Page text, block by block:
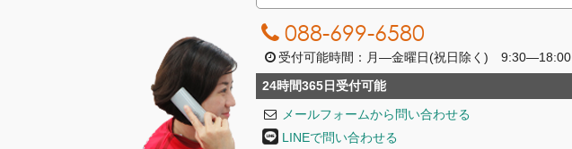
088-699-6580
受付可能時間：月―金曜日(祝日除く) 9:30―18:00
24時間365日受付可能
メールフォームから問い合わせる
LINEで問い合わせる